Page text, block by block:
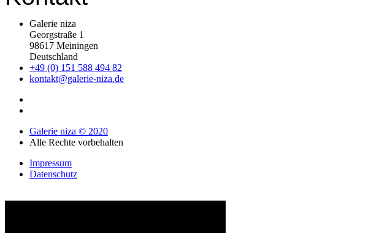
Galerie niza
Georgstraße 1
98617 Meiningen
Deutschland
+49 (0) 151 588 494 82
kontakt@galerie-niza.de
Galerie niza © 2020
Alle Rechte vorbehalten
Impressum
Datenschutz